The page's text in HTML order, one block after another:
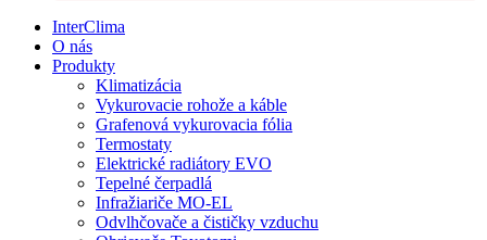
InterClima
O nás
Produkty
Klimatizácia
Vykurovacie rohože a káble
Grafenová vykurovacia fólia
Termostaty
Elektrické radiátory EVO
Tepelné čerpadlá
Infražiariče MO-EL
Odvlhčovače a čističky vzduchu